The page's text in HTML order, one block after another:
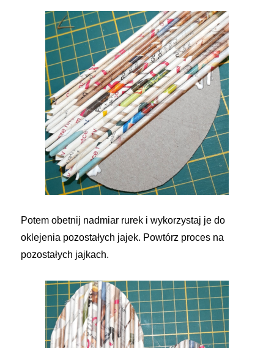
Potem obetnij nadmiar rurek i wykorzystaj je do
oklejenia pozostałych jajek. Powtórz proces na
pozostałych jajkach.